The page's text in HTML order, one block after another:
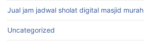
Jual jam jadwal sholat digital masjid murah
Uncategorized